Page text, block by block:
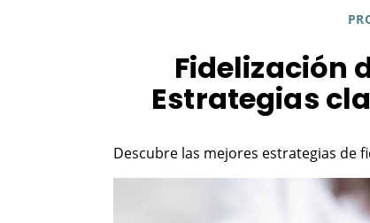
Fidelización
Estrategias
Descubre las mejores estrategias de